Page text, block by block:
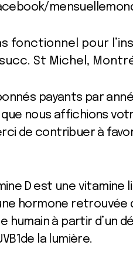
fonctionnel pour
succ. St Michel,
payants par
nous affichions
de contribuer à
D est une
hormone retrouvée
humain à partir d’un
la lumière.